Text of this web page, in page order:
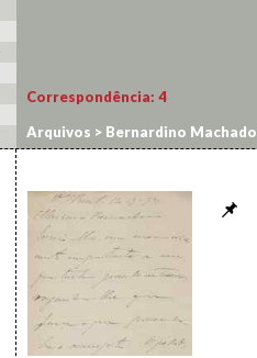
Correspondência: 4
Arquivos > Bernardino Machado